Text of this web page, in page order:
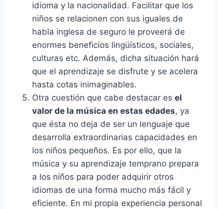
idioma y la nacionalidad. Facilitar que los
niños se relacionen con sus iguales de
habla inglesa de seguro le proveerá de
enormes beneficios lingüísticos, sociales,
culturas etc. Además, dicha situación hará
que el aprendizaje se disfrute y se acelera
hasta cotas inimaginables.
Otra cuestión que cabe destacar es el
valor de la música en estas edades, ya
que ésta no deja de ser un lenguaje que
desarrolla extraordinarias capacidades en
los niños pequeños. Es por ello, que la
música y su aprendizaje temprano prepara
a los niños para poder adquirir otros
idiomas de una forma mucho más fácil y
eficiente. En mi propia experiencia personal